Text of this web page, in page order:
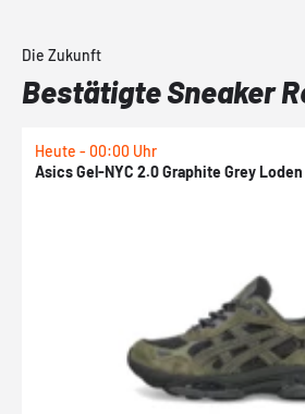
Die Zukunft
Bestätigte Sneaker
Heute - 00:00 Uhr
Asics Gel-NYC 2.0 Graphite Grey Loden